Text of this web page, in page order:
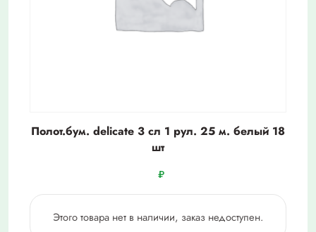
Полот.бум. delicate 3 сл 1 рул. 25 м. белый 18
шт
₽
Этого товара нет в наличии, заказ недоступен.